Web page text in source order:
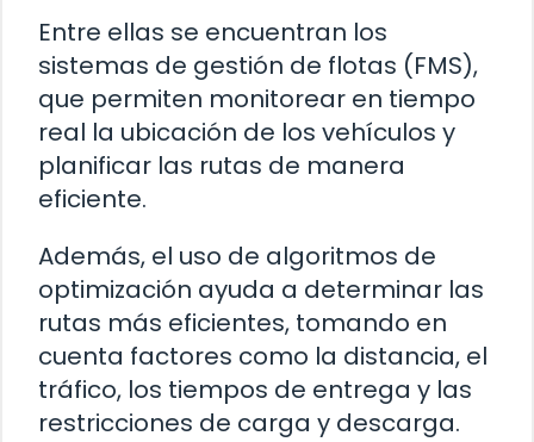
Entre ellas se encuentran los
sistemas de gestión de flotas (FMS),
que permiten monitorear en tiempo
real la ubicación de los vehículos y
planificar las rutas de manera
eficiente.
Además, el uso de algoritmos de
optimización ayuda a determinar las
rutas más eficientes, tomando en
cuenta factores como la distancia, el
tráfico, los tiempos de entrega y las
restricciones de carga y descarga.